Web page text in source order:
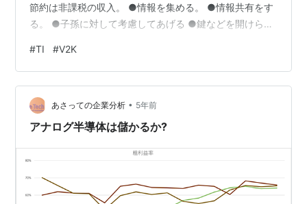
節約は非課税の収入。 ●情報を集める。 ●情報共有をす
る。 ●子孫に対して考慮してあげる ●鍵などを開けられ
戸締り確認必須。 →「鍵の閉め忘れ」ではなく「盗まれ
る・壊される」などが問題。 →落とし所で、曖昧にする
のも検討されるかもしれないが、ただの過失となり、自
身で「鍵の閉め忘れ」に対して自信がなくなってしまう
為「戸締り確認」は必須。 →仮に「戸締り確認」を動画
#TI #V2K
あさっての企業分析 • 5年前
アナログ半導体は儲かるか?